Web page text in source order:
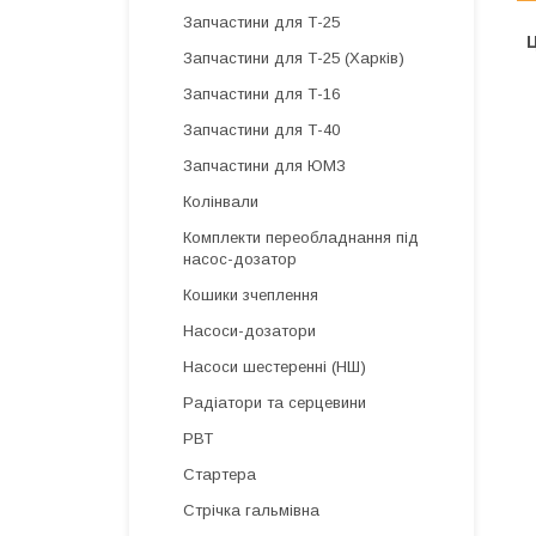
Запчастини для Т-25
Запчастини для Т-25 (Харків)
Запчастини для Т-16
Запчастини для Т-40
Запчастини для ЮМЗ
Колінвали
Комплекти переобладнання під
насос-дозатор
Кошики зчеплення
Насоси-дозатори
Насоси шестеренні (НШ)
Радіатори та серцевини
РВТ
Стартера
Стрічка гальмівна